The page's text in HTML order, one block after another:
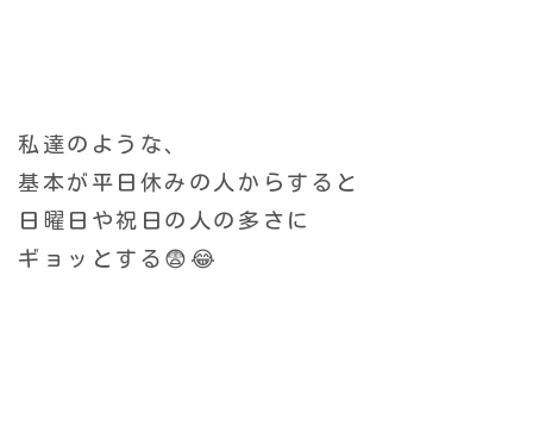
私達のような、
基本が平日休みの人からすると
日曜日や祝日の人の多さに
ギョッとする😨😂